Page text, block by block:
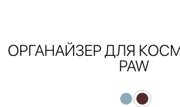
ОРГАНАЙЗЕР ДЛЯ
PAW